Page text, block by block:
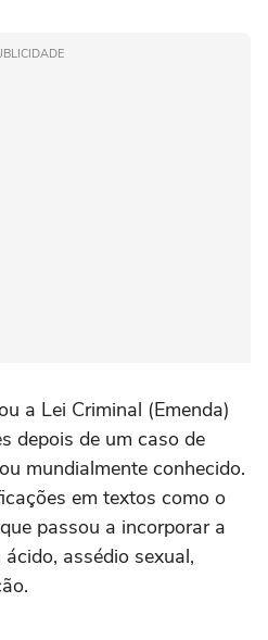
a Lei Criminal (Emenda)
depois de um caso de
mundialmente conhecido.
em textos como o
passou a incorporar a
assédio sexual,